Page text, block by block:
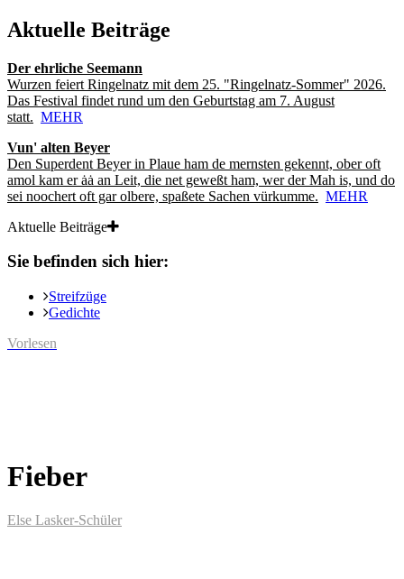
Aktuelle Beiträge
Der ehrliche Seemann
Wurzen feiert Ringelnatz mit dem 25. "Ringelnatz-Sommer" 2026.
Das Festival findet rund um den Geburtstag am 7. August
statt. MEHR
Vun' alten Beyer
Den Superdent Beyer in Plaue ham de mernsten gekennt, ober oft
amol kam er ȧȧ an Leit, die net geweßt ham, wer der Mah is, und do
sei noochert oft gar olbere, spaßete Sachen vürkumme. MEHR
Aktuelle Beiträge
Sie befinden sich hier:
Streifzüge
Gedichte
Vorlesen
Fieber
Else Lasker-Schüler